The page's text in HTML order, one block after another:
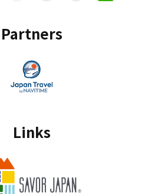
Partners
Links